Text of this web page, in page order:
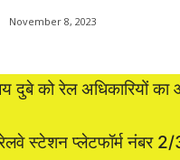
November 8, 2023
को रेल अधिकारियों का
रेलवे स्टेशन प्लेटफॉर्म नंबर